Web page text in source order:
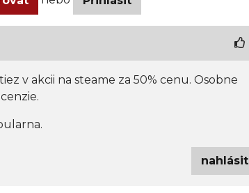
v akcii na steame za 50% cenu. Osobne
nahlásit